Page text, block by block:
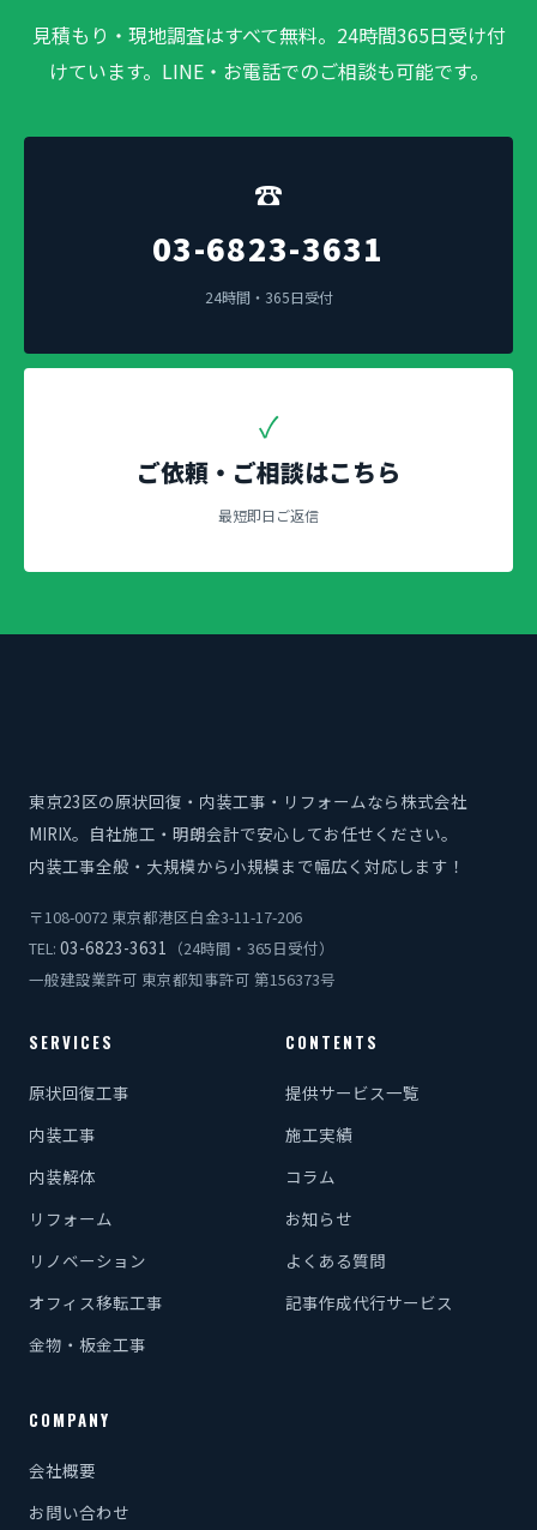
見積もり・現地調査はすべて無料。24時間365日受け付
けています。LINE・お電話でのご相談も可能です。
☎
03-6823-3631
24時間・365日受付
✓
ご依頼・ご相談はこちら
最短即日ご返信
東京23区の原状回復・内装工事・リフォームなら株式会社
MIRIX。自社施工・明朗会計で安心してお任せください。
内装工事全般・大規模から小規模まで幅広く対応します！
〒108-0072 東京都港区白金3-11-17-206
TEL: 03-6823-3631
（24時間・365日受付）
一般建設業許可 東京都知事許可 第156373号
SERVICES
原状回復工事
内装工事
内装解体
リフォーム
リノベーション
オフィス移転工事
金物・板金工事
CONTENTS
提供サービス一覧
施工実績
コラム
お知らせ
よくある質問
記事作成代行サービス
COMPANY
会社概要
お問い合わせ